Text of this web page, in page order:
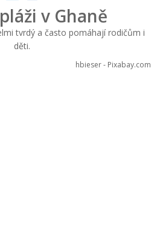
v Ghaně
tvrdý a často pomáhají rodičům i
děti.
hbieser - Pixabay.com